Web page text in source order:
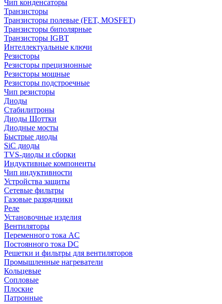
Чип конденсаторы
Транзисторы
Транзисторы полевые (FET, MOSFET)
Транзисторы биполярные
Транзисторы IGBT
Интеллектуальные ключи
Резисторы
Резисторы прецизионные
Резисторы мощные
Резисторы подстроечные
Чип резисторы
Диоды
Стабилитроны
Диоды Шоттки
Диодные мосты
Быстрые диоды
SiC диоды
TVS-диоды и сборки
Индуктивные компоненты
Чип индуктивности
Устройства защиты
Сетевые фильтры
Газовые разрядники
Реле
Установочные изделия
Вентиляторы
Переменного тока AC
Постоянного тока DC
Решетки и фильтры для вентиляторов
Промышленные нагреватели
Кольцевые
Сопловые
Плоские
Патронные